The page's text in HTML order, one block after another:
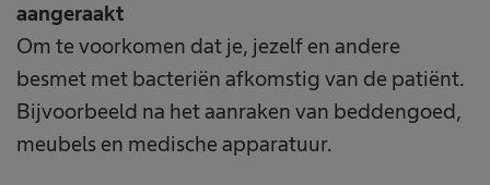
aangeraakt
Om te voorkomen dat je, jezelf en andere
besmet met bacteriën afkomstig van de patiënt.
Bijvoorbeeld na het aanraken van beddengoed,
meubels en medische apparatuur.